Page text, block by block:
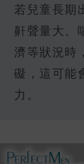
若兒童長期
鼾聲量大、
濟等狀況時
礙，這可能
力。